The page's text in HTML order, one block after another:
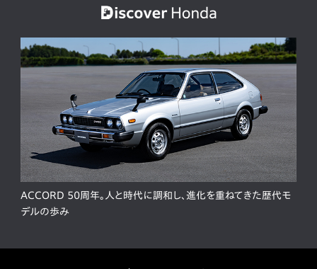
ACCORD 50周年。人と時代に調和し、進化を重ねてきた歴代モ
デルの歩み